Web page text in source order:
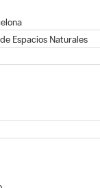
Espacios Naturales